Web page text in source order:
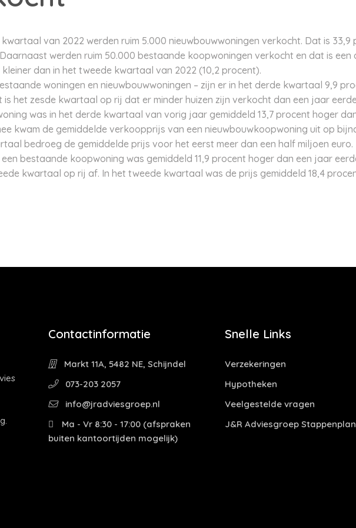
van 2022 werden ruim 5.000 nieuwbouwwoningen verkocht. Dat is 33,9
werden ruim 50.000 bestaande koopwoningen verkocht en dat is een
kleiner dan in het tweede kwartaal van 2022 (10,2 procent).
woningen en nieuwbouwwoningen – zijn er in het derde kwartaal 9,9
is het zesde kwartaal op rij dat er minder huizen zijn verkocht dan een jaar
was in het derde kwartaal van vorig jaar gemiddeld 13,7 procent hoger
kwam de gemiddelde verkoopprijs van een nieuwbouwkoopwoning uit op
bedroeg de gemiddelde prijs voor het eerst meer dan een half miljoen euro.
bestaande koopwoning was gemiddeld 11,9 procent hoger dan een jaar
kwartaal op rij af. In het tweede kwartaal was de prijs gemiddeld 18,4
Contactinformatie
Markt 11A, 5482 NE, Schijndel
073-203 2057
info@jradviesgroep.nl
Ma - Vr 8:30 - 17:00 (afspraken
buiten kantoortijden mogelijk)
Snelle Links
Verzekeringen
Hypotheken
Veelgestelde vragen
J&R Adviesgroep Stappenplan